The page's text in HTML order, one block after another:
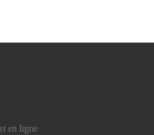
en ligne